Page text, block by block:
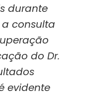
durante
consulta
do Dr.
evidente